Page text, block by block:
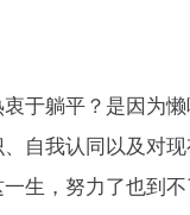
衷于躺平？是因为
自我认同以及对
生，努力了也到